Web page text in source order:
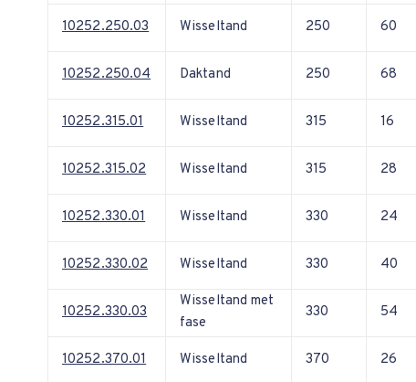
10252.250.03 Wisseltand 250 60
10252.250.04 Daktand 250 68
10252.315.01 Wisseltand 315 16
10252.315.02 Wisseltand 315 28
10252.330.01 Wisseltand 330 24
10252.330.02 Wisseltand 330 40
10252.330.03
Wisseltand met
fase
330 54
10252.370.01 Wisseltand 370 26